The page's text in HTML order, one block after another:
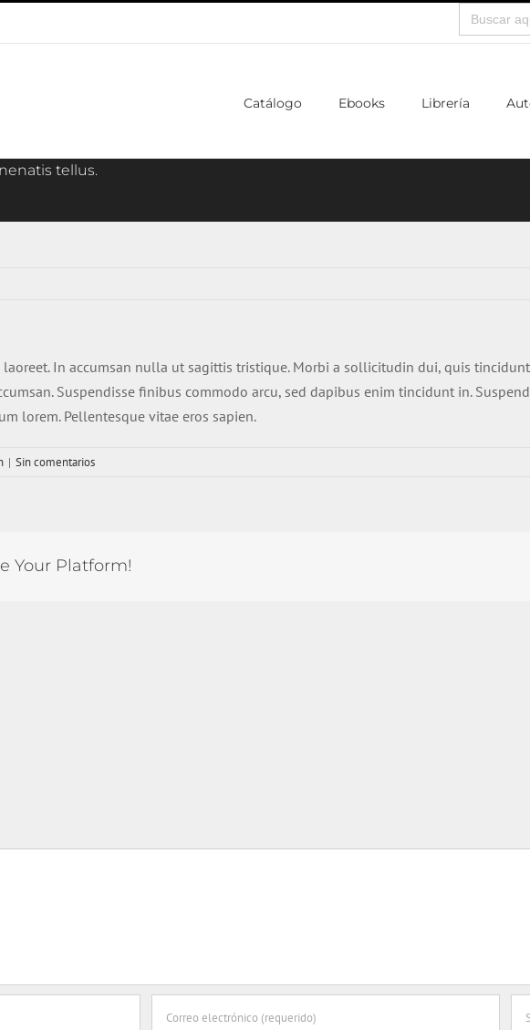
Buscar:
Catálogo Ebooks Librería
tellus.
In accumsan nulla ut sagittis tristique. Morbi a sollicitudin dui, quis
Suspendisse finibus commodo arcu, sed dapibus enim tincidunt in.
lorem. Pellentesque vitae eros sapien.
| Sin comentarios
Your Platform!